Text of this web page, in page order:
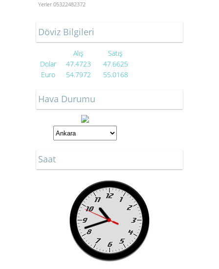
Yerler 05322482372
Döviz Bilgileri
Alış
Satış
Dolar
47.4723
47.6625
Euro
54.7972 55.0168
Hava Durumu
Saat